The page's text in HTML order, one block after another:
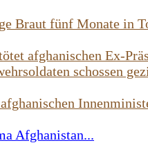
Braut fünf Monate in
afghanischen Ex-
schossen
Afghanistan...